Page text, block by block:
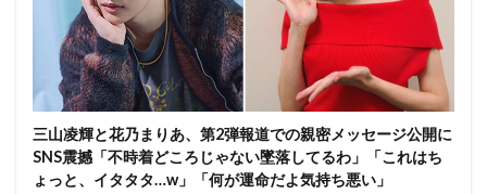
三山凌輝と花乃まりあ、第2弾報道での親密メッセージ公開に
SNS震撼「不時着どころじゃない墜落してるわ」「これはち
ょっと、イタタタ…w」「何が運命だよ気持ち悪い」